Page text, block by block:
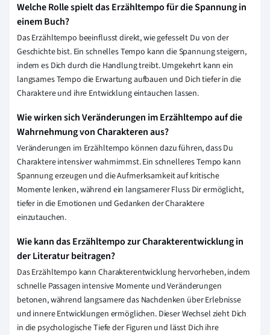
Welche Rolle spielt das Erzähltempo für die Spannung in
einem Buch?
Das Erzähltempo beeinflusst direkt, wie gefesselt Du von der
Geschichte bist. Ein schnelles Tempo kann die Spannung steigern,
indem es Dich durch die Handlung treibt. Umgekehrt kann ein
langsames Tempo die Erwartung aufbauen und Dich tiefer in die
Charaktere und ihre Entwicklung eintauchen lassen.
Wie wirken sich Veränderungen im Erzähltempo auf die
Wahrnehmung von Charakteren aus?
Veränderungen im Erzähltempo können dazu führen, dass Du
Charaktere intensiver wahrnimmst. Ein schnelleres Tempo kann
Spannung erzeugen und die Aufmerksamkeit auf kritische
Momente lenken, während ein langsamerer Fluss Dir ermöglicht,
tiefer in die Emotionen und Gedanken der Charaktere
einzutauchen.
Wie kann das Erzähltempo zur Charakterentwicklung in
der Literatur beitragen?
Das Erzähltempo kann Charakterentwicklung hervorheben, indem
schnelle Passagen intensive Momente und Veränderungen
betonen, während langsamere das Nachdenken über Erlebnisse
und innere Entwicklungen ermöglichen. Dieser Wechsel zieht Dich
in die psychologische Tiefe der Figuren und lässt Dich ihre